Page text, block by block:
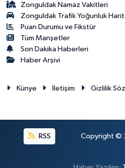
Zonguldak Namaz Vakitleri
Zonguldak Trafik Yoğunluk
Puan Durumu ve Fikstür
Tüm Manşetler
Son Dakika Haberleri
Haber Arşivi
Künye İletişim Gizlilik
RSS Copyright ©